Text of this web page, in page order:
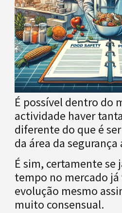
É possível dentro do
actividade haver
diferente do que é
da área da
É sim, certamente se
tempo no mercado
evolução mesmo
muito consensual.